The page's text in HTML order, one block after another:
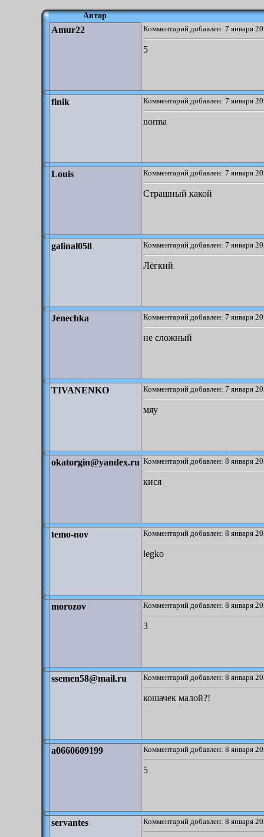
Автор
Amur22 Комментарий добавлен: 7 января
5
finik Комментарий добавлен: 7 января
norma
Louis Комментарий добавлен: 7 января
Страшный какой
galinal058 Комментарий добавлен: 7 января
Лёгкий
Jenechka Комментарий добавлен: 7 января
не сложный
TIVANENKO Комментарий добавлен: 7 января
мяу
okatorgin@yandex.ru Комментарий добавлен: 8 января
кися
temo-nov Комментарий добавлен: 8 января
legko
morozov Комментарий добавлен: 8 января
3
ssemen58@mail.ru Комментарий добавлен: 8 января
кошачек малой?!
a0660609199 Комментарий добавлен: 8 января
5
servantes Комментарий добавлен: 8 января